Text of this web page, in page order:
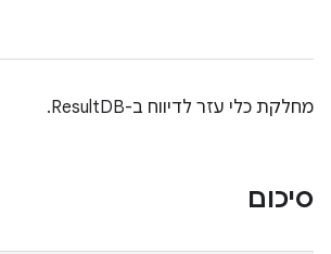
מחלקת כלי עזר לדיווח ב-ResultDB.
סיכום